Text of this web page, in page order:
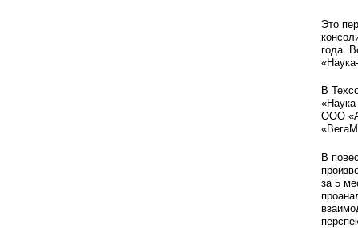
Это
года.
В
ООО
В
за 5